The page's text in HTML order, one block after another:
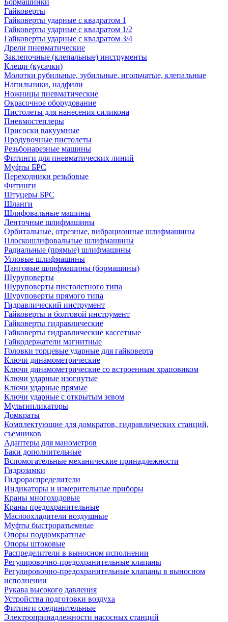
Бормашинки
Гайковерты
Гайковерты ударные с квадратом 1
Гайковерты ударные с квадратом 1/2
Гайковерты ударные с квадратом 3/4
Дрели пневматические
Заклепочные (клепальные) инструменты
Клещи (кусачки)
Молотки рубильные, зубильные, игольчатые, клепальные
Напильники, надфили
Ножницы пневматические
Окрасочное оборудование
Пистолеты для нанесения силикона
Пневмостеплеры
Присоски вакуумные
Продувочные пистолеты
Резьбонарезные машины
Фитинги для пневматических линий
Муфты БРС
Переходники резьбовые
Фитинги
Штуцеры БРС
Шланги
Шлифовальные машины
Ленточные шлифмашины
Орбитальные, отрезные, вибрационные шлифмашины
Плоскошлифовальные шлифмашины
Радиальные (прямые) шлифмашины
Угловые шлифмашины
Цанговые шлифмашины (бормашины)
Шуруповерты
Шуруповерты пистолетного типа
Шуруповерты прямого типа
Гидравлический инструмент
Гайковерты и болтовой инструмент
Гайковерты гидравлические
Гайковерты гидравлические кассетные
Гайкодержатели магнитные
Головки торцевые ударные для гайковерта
Ключи динамометрические
Ключи динамометрические со встроенным храповиком
Ключи ударные изогнутые
Ключи ударные прямые
Ключи ударные с открытым зевом
Мультипликаторы
Домкраты
Комплектующие для домкратов, гидравлических станций,
съемников
Адаптеры для манометров
Баки дополнительные
Вспомогательные механические принадлежности
Гидрозамки
Гидрораспределители
Индикаторы и измерительные приборы
Краны многоходовые
Краны предохранительные
Маслоохладители воздушные
Муфты быстроразъемные
Опоры поддомкратные
Опоры штоковые
Распределители в выносном исполнении
Регулировочно-предохранительные клапаны
Регулировочно-предохранительные клапаны в выносном
исполнении
Рукава высокого давления
Устройства подготовки воздуха
Фитинги соединительные
Электропринадлежности насосных станций